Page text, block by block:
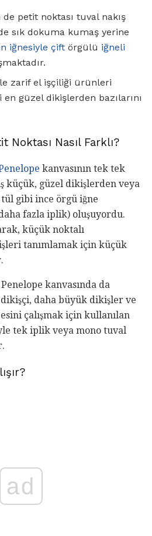
petit noktası tuval nakış
sık dokuma kumaş yerine
iğnesiyle çift örgülü iğneli
zarif el işçiliği ürünleri
güzel dikişlerden bazılarını
Noktası Nasıl Farklı?
kanvasının tek tek
küçük, güzel dikişlerden veya
gibi ince örgü iğne
fazla iplik) oluşuyordu.
küçük noktalı
tanımlamak için küçük
kanvasında da
daha büyük dikişler ve
çalışmak için kullanılan
tek iplik veya mono tuval
ad